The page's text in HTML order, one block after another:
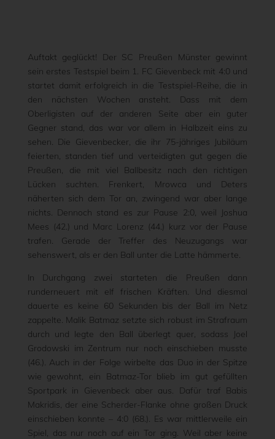
Auftakt geglückt! Der SC Preußen Münster gewinnt
sein erstes Testspiel beim 1. FC Gievenbeck mit 4:0 und
startet damit erfolgreich in die Testspiel-Reihe, die in
den nächsten Wochen ansteht. Dass mit dem
Oberligisten auf der anderen Seite aber ein guter
Gegner stand, das war vor allem in Halbzeit eins zu
sehen. Die Gievenbecker, die ihr 75-jähriges Jubiläum
feierten, standen tief und verteidigten gut gegen die
Preußen, die mit viel Ballbesitz nach den richtigen
Lücken suchten. Frenkert, Mrowca und Deters
näherten sich dem Tor an, zwingend war aber lange
nichts. Dennoch stand es zur Pause 2:0, weil Joshua
Mees (42.) und Marc Lorenz (44.) kurz vor der Pause
trafen. Gerade der Treffer des Neuzugangs war
sehenswert, als er den Ball unter die Latte hämmerte.
In Durchgang zwei starteten die Preußen dann
runderneuert mit elf frischen Kräften. Und diesmal
dauerte es keine 60 Sekunden bis der Ball im Netz
zappelte. Malik Batmaz setzte sich robust im Strafraum
durch und legte den Ball überlegt quer, sodass Joel
Grodowski im Zentrum nur noch einschieben musste
(46.). Auch in der Folge wirbelte das Duo in der Spitze
wie gewohnt, ein Batmaz-Tor blieb im gut gefüllten
Sportpark in Gievenbeck aber aus. Dafür traf Babis
Makridis, der eine Scherder-Flanke ohne großen Druck
einschieben konnte – 4:0 (68.). Es war mittlerweile ein
Spiel, das nur noch auf ein Tor ging. Weil aber keine